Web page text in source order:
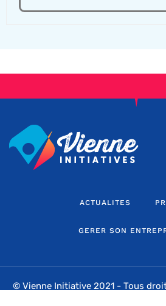
ACTUALITES
GERER SON
© Vienne Initiative 2021 - Tous